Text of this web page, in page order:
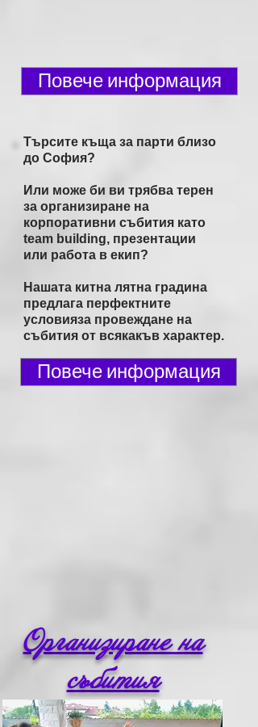
Повече информация
Търсите къща за парти близо
до София?
Или може би ви трябва терен
за организиране на
корпоративни събития като
team building, презентации
или работа в екип?
Нашата китна лятна градина
предлага перфектните
условияза провеждане на
събития от всякакъв характер.
Повече информация
Организиране на
събития